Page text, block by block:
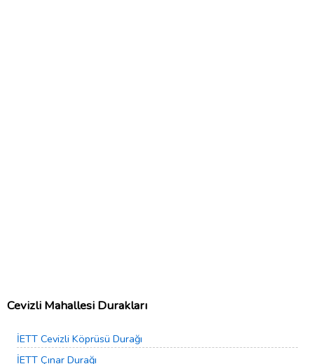
Cevizli Mahallesi Durakları
İETT Cevizli Köprüsü Durağı
İETT Çınar Durağı